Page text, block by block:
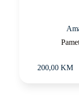
200,00 KM